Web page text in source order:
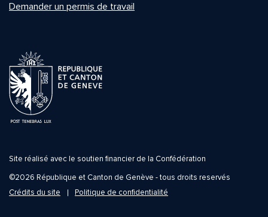
Demander un permis de travail
Site réalisé avec le soutien financier de la Confédération
©2026 République et Canton de Genève - tous droits reservés
Crédits du site
Politique de confidentialité